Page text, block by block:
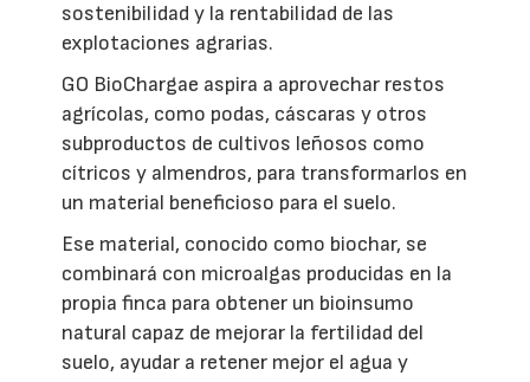
sostenibilidad y la rentabilidad de las
explotaciones agrarias.
GO BioChargae aspira a aprovechar restos
agrícolas, como podas, cáscaras y otros
subproductos de cultivos leñosos como
cítricos y almendros, para transformarlos en
un material beneficioso para el suelo.
Ese material, conocido como biochar, se
combinará con microalgas producidas en la
propia finca para obtener un bioinsumo
natural capaz de mejorar la fertilidad del
suelo, ayudar a retener mejor el agua y